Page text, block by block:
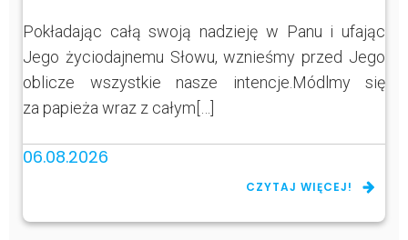
Pokładając całą swoją nadzieję w Panu i ufając
Jego życiodajnemu Słowu, wznieśmy przed Jego
oblicze wszystkie nasze intencje.Módlmy się
za papieża wraz z całym[…]
06.08.2026
CZYTAJ WIĘCEJ!